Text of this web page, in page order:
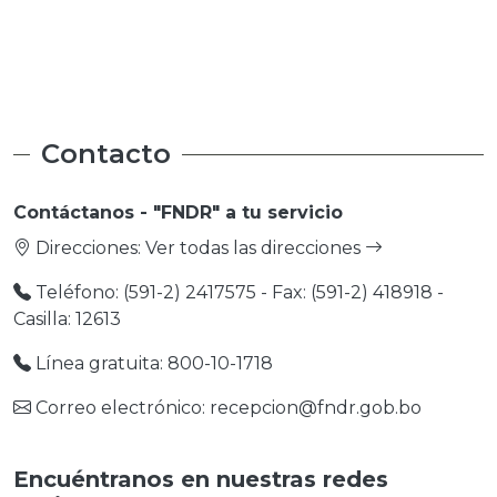
Contacto
Contáctanos - "FNDR" a tu servicio
Direcciones: Ver todas las direcciones
Teléfono: (591-2) 2417575 - Fax: (591-2) 418918 -
Casilla: 12613
Línea gratuita: 800-10-1718
Correo electrónico: recepcion@fndr.gob.bo
Encuéntranos en nuestras redes